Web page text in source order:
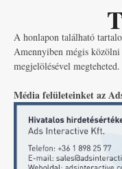
A honlapon található
Amennyiben mégis
megjelölésével megteheted.
Média felületeinket az